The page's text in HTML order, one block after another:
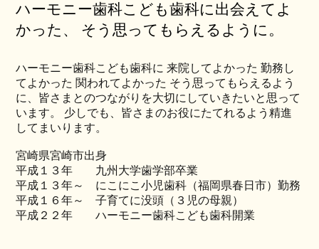
ハーモニー歯科こども歯科に出会えてよ
かった、 そう思ってもらえるように。
ハーモニー歯科こども歯科に 来院してよかった 勤務し
てよかった 関われてよかった そう思ってもらえるよう
に、皆さまとのつながりを大切にしていきたいと思って
います。 少しでも、皆さまのお役にたてれるよう精進
してまいります。
宮崎県宮崎市出身
平成１３年 九州大学歯学部卒業
平成１３年～ にこにこ小児歯科（福岡県春日市）勤務
平成１６年～ 子育てに没頭（３児の母親）
平成２２年 ハーモニー歯科こども歯科開業